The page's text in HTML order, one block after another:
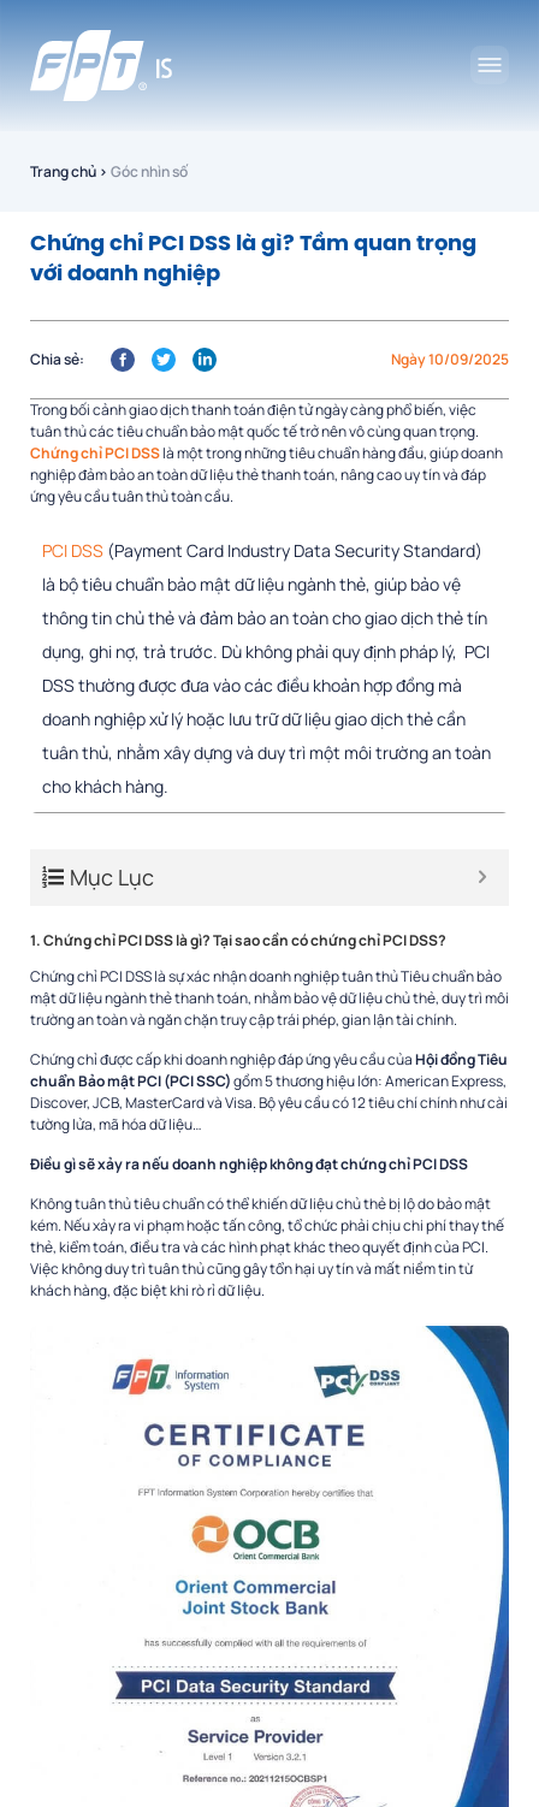
Trang chủ › Góc nhìn số
Chứng chỉ PCI DSS là gì? Tầm quan trọng
với doanh nghiệp
Ngày 10/09/2025
Chia sẻ:
Trong bối cảnh giao dịch thanh toán điện tử ngày càng phổ biến, việc
tuân thủ các tiêu chuẩn bảo mật quốc tế trở nên vô cùng quan trọng.
Chứng chỉ PCI DSSlà một trong những tiêu chuẩn hàng đầu, giúp doanh
nghiệp đảm bảo an toàn dữ liệu thẻ thanh toán, nâng cao uy tín và đáp
ứng yêu cầu tuân thủ toàn cầu.
PCI DSS (Payment Card Industry Data Security Standard)
là bộ tiêu chuẩn bảo mật dữ liệu ngành thẻ, giúp bảo vệ
thông tin chủ thẻ và đảm bảo an toàn cho giao dịch thẻ tín
dụng, ghi nợ, trả trước. Dù không phải quy định pháp lý, PCI
DSS thường được đưa vào các điều khoản hợp đồng mà
doanh nghiệp xử lý hoặc lưu trữ dữ liệu giao dịch thẻ cần
tuân thủ, nhằm xây dựng và duy trì một môi trường an toàn
cho khách hàng.
Mục Lục
1. Chứng chỉ PCI DSS là gì? Tại sao cần có chứng chỉ PCI DSS?
Chứng chỉ PCI DSS là sự xác nhận doanh nghiệp tuân thủ Tiêu chuẩn bảo
mật dữ liệu ngành thẻ thanh toán, nhằm bảo vệ dữ liệu chủ thẻ, duy trì môi
trường an toàn và ngăn chặn truy cập trái phép, gian lận tài chính.
Chứng chỉ được cấp khi doanh nghiệp đáp ứng yêu cầu củaHội đồng Tiêu
chuẩn Bảo mật PCI (PCI SSC)gồm 5 thương hiệu lớn: American Express,
Discover, JCB, MasterCard và Visa. Bộ yêu cầu có 12 tiêu chí chính như cài
tường lửa, mã hóa dữ liệu…
Điều gì sẽ xảy ra nếu doanh nghiệp không đạt chứng chỉ PCI DSS
Không tuân thủ tiêu chuẩn có thể khiến dữ liệu chủ thẻ bị lộ do bảo mật
kém. Nếu xảy ra vi phạm hoặc tấn công, tổ chức phải chịu chi phí thay thế
thẻ, kiểm toán, điều tra và các hình phạt khác theo quyết định của PCI.
Việc không duy trì tuân thủ cũng gây tổn hại uy tín và mất niềm tin từ
khách hàng, đặc biệt khi rò rỉ dữ liệu.